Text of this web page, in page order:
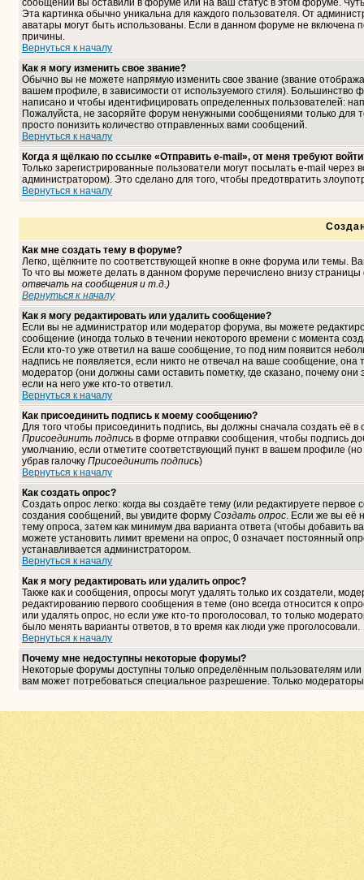
сообщений вы оставили в форуме или на ваш статус в этом форуме.
Эта картинка обычно уникальна для каждого пользователя. От
аватары могут быть использованы. Если в данном форуме не включена
причины.
Вернуться к началу
Как я могу изменить свое звание?
Обычно вы не можете напрямую изменить свое звание (звание
вашем профиле, в зависимости от используемого стиля). Большинство
написано и чтобы идентифицировать определенных пользователей:
Пожалуйста, не засоряйте форум ненужными сообщениями только для
просто понизить количество отправленных вами сообщений.
Вернуться к началу
Когда я щёлкаю по ссылке «Отправить e-mail», от меня требуют
Только зарегистрированные пользователи могут посылать e-mail
администратором). Это сделано для того, чтобы предотвратить
Вернуться к началу
Как мне создать тему в форуме?
Легко, щёлкните по соответствующей кнопке в окне форума или темы.
То что вы можете делать в данном форуме перечислено внизу
отвечать на сообщения и т.д.)
Вернуться к началу
Как я могу редактировать или удалить сообщение?
Если вы не администратор или модератор форума, вы можете
сообщение (иногда только в течении некоторого времени с момента
Если кто-то уже ответил на ваше сообщение, то под ним появится
надпись не появляется, если никто не отвечал на ваше сообщение,
модератор (они должны сами оставить пометку, где сказано, почему
если на него уже кто-то ответил.
Вернуться к началу
Как присоединить подпись к моему сообщению?
Для того чтобы присоединить подпись, вы должны сначала создать её
Присоединить подпись в форме отправки сообщения, чтобы подпись
умолчанию, если отметите соответствующий пункт в вашем профиле
убрав галочку Присоединить подпись)
Вернуться к началу
Как создать опрос?
Создать опрос легко: когда вы создаёте тему (или редактируете
создания сообщений, вы увидите форму Создать опрос. Если же вы её
тему опроса, затем как минимум два варианта ответа (чтобы добавить
можете установить лимит времени на опрос, 0 означает постоянный
устанавливается администратором.
Вернуться к началу
Как я могу редактировать или удалить опрос?
Также как и сообщения, опросы могут удалять только их создатели,
редактированию первого сообщения в теме (оно всегда относится к
или удалять опрос, но если уже кто-то проголосовал, то только
было менять варианты ответов, в то время как люди уже проголосовали.
Вернуться к началу
Почему мне недоступны некоторые форумы?
Некоторые форумы доступны только определённым пользователям
вам может потребоваться специальное разрешение. Только